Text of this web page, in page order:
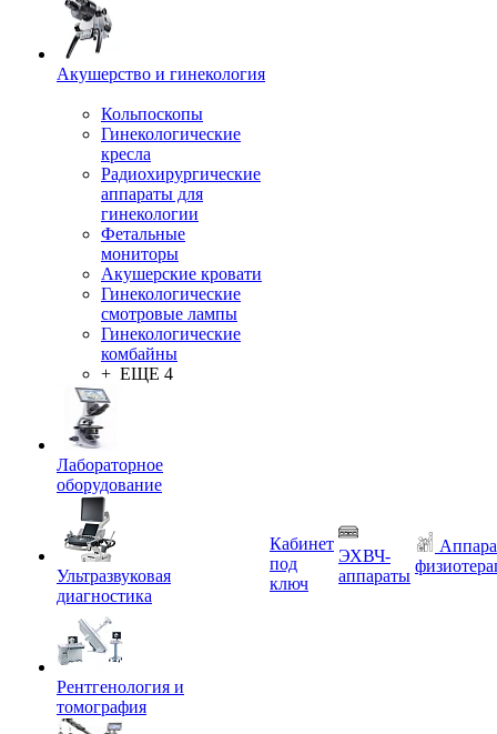
Акушерство и гинекология
Кольпоскопы
Гинекологические
кресла
Радиохирургические
аппараты для
гинекологии
Фетальные
мониторы
Акушерские кровати
Гинекологические
смотровые лампы
Гинекологические
комбайны
+ ЕЩЕ 4
Лабораторное
оборудование
Ультразвуковая
диагностика
Рентгенология и
томография
Кабинет
под
ключ
ЭХВЧ-
аппараты